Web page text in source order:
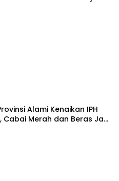
Alami Kenaikan IPH
Cabai Merah dan Beras Jadi